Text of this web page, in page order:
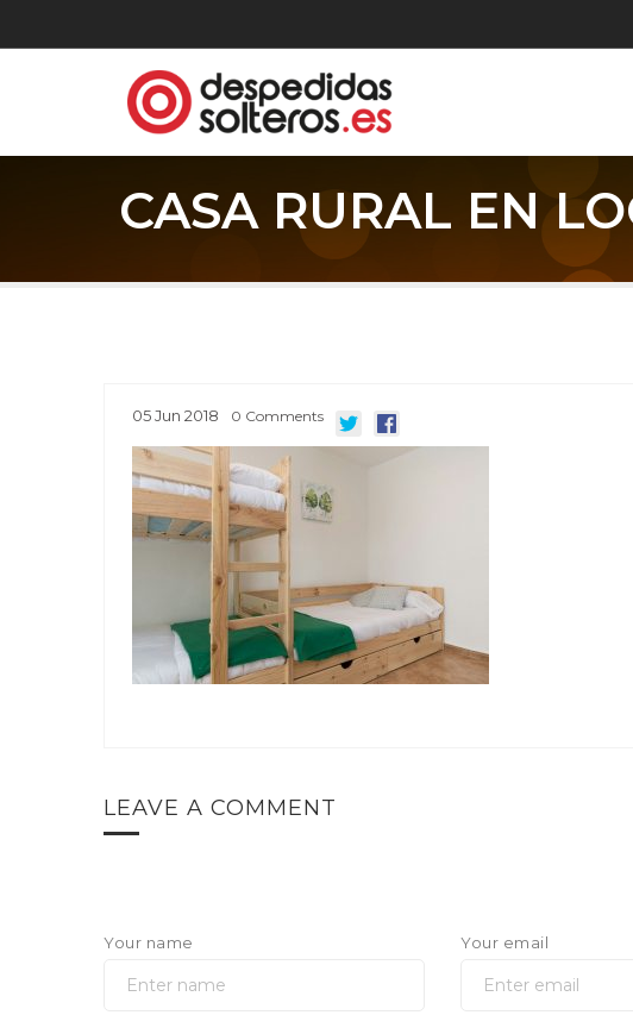
CASA RURAL EN
05Jun 2018 0 Comments
LEAVE A COMMENT
Your name Your email